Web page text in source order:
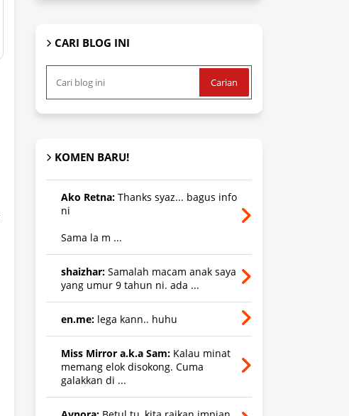
CARI BLOG INI
KOMEN BARU!
Ako Retna: Thanks syaz... bagus info
ni
Sama la m ...
shaizhar: Samalah macam anak saya
yang umur 9 tahun ni. ada ...
en.me: lega kann.. huhu
Miss Mirror a.k.a Sam: Kalau minat
memang elok disokong. Cuma
galakkan di ...